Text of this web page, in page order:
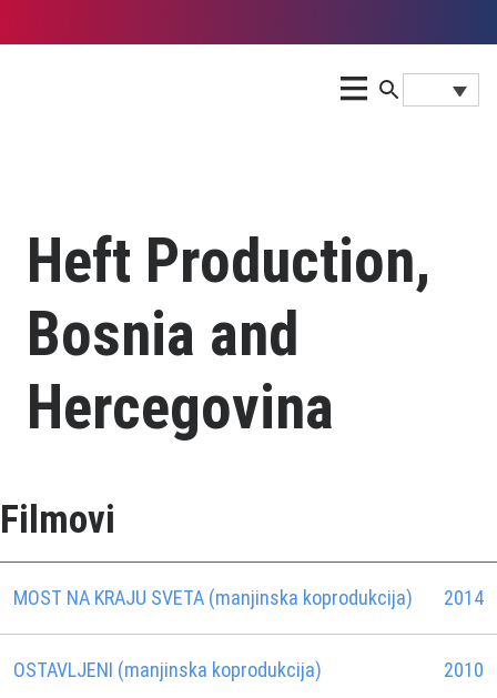
Heft Production,
Bosnia and
Hercegovina
Filmovi
MOST NA KRAJU SVETA (manjinska koprodukcija) 2014
OSTAVLJENI (manjinska koprodukcija) 2010